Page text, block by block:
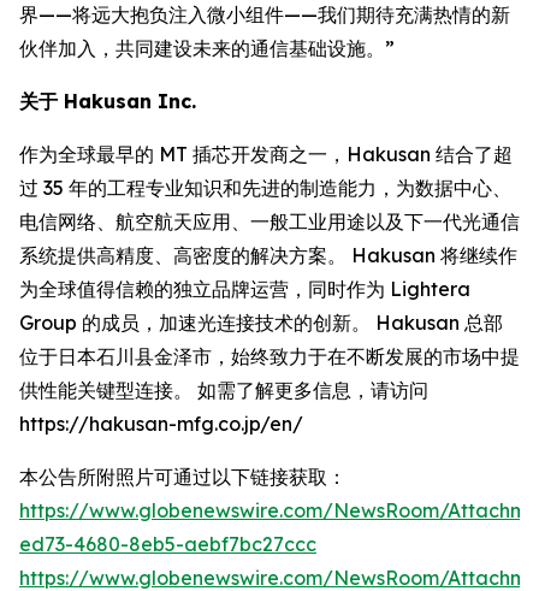
界——将远大抱负注入微小组件——我们期待充满热情的新
伙伴加入，共同建设未来的通信基础设施。”
关于 Hakusan Inc.
作为全球最早的 MT 插芯开发商之一，Hakusan 结合了超
过 35 年的工程专业知识和先进的制造能力，为数据中心、
电信网络、航空航天应用、一般工业用途以及下一代光通信
系统提供高精度、高密度的解决方案。 Hakusan 将继续作
为全球值得信赖的独立品牌运营，同时作为 Lightera
Group 的成员，加速光连接技术的创新。 Hakusan 总部
位于日本石川县金泽市，始终致力于在不断发展的市场中提
供性能关键型连接。 如需了解更多信息，请访问
https://hakusan-mfg.co.jp/en/
本公告所附照片可通过以下链接获取：
https://www.globenewswire.com/NewsRoom/
ed73-4680-8eb5-aebf7bc27ccc
https://www.globenewswire.com/NewsRoom/